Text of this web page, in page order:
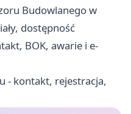
Budowlanego w
dostępność
BOK, awarie i e-
- kontakt, rejestracja,